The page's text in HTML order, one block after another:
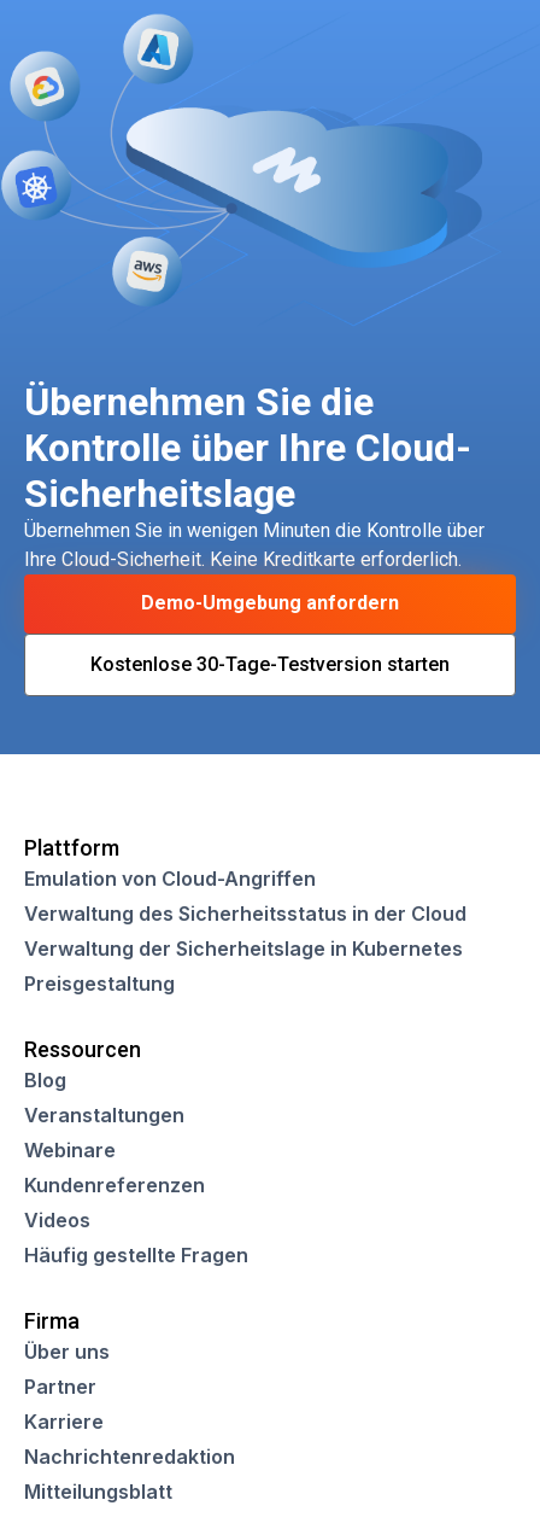
Übernehmen Sie die
Kontrolle über Ihre Cloud-
Sicherheitslage
Übernehmen Sie in wenigen Minuten die Kontrolle über
Ihre Cloud-Sicherheit. Keine Kreditkarte erforderlich.
Demo-Umgebung anfordern
Kostenlose 30-Tage-Testversion starten
Plattform
Emulation von Cloud-Angriffen
Verwaltung des Sicherheitsstatus in der Cloud
Verwaltung der Sicherheitslage in Kubernetes
Preisgestaltung
Ressourcen
Blog
Veranstaltungen
Webinare
Kundenreferenzen
Videos
Häufig gestellte Fragen
Firma
Über uns
Partner
Karriere
Nachrichtenredaktion
Mitteilungsblatt